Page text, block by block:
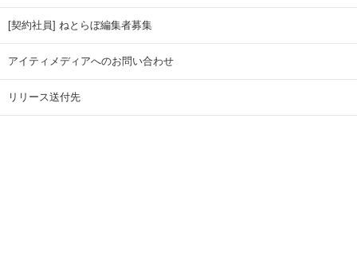
[契約社員] ねとらぼ編集者募集
アイティメディアへのお問い合わせ
リリース送付先